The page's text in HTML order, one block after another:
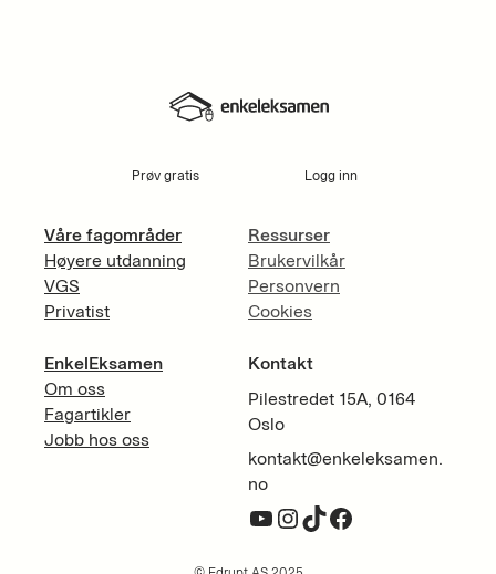
Prøv gratis Logg inn
Våre fagområder
Høyere utdanning
VGS
Privatist
EnkelEksamen
Om oss
Fagartikler
Jobb hos oss
Ressurser
Brukervilkår
Personvern
Cookies
Kontakt
Pilestredet 15A, 0164
Oslo
kontakt@enkeleksamen.
no
YouTube InstagramTikTok Facebook